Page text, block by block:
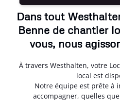
Dans tout
Benne de chantier
vous, nous
À travers Westhalten, votre
local est
Notre équipe est prête à
accompagner, quelles